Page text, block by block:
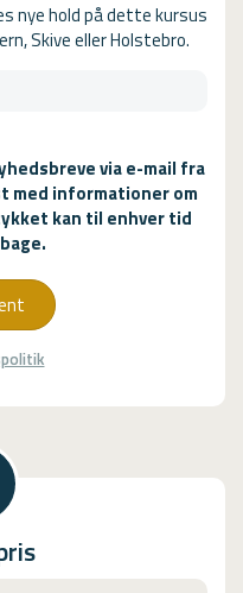
nye hold på dette kursus
Skive eller Holstebro.
via e-mail fra
med informationer om
kan til enhver tid